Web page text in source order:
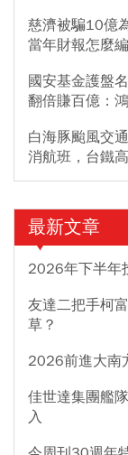
慈濟被騙10億
當年財報怎麼
國安基金護盤
翻倍賺百億：
白海豚颱風交
消航班，台鐵
最新文章
2026年下半年
友達二把手柯
草？
2026前進大南
佳世達集團艦
入